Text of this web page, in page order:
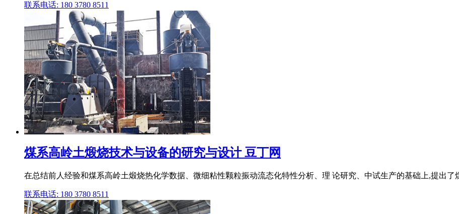
联系电话: 180 3780 8511
煤系高岭土煅烧技术与设备的研究与设计 豆丁网
在总结前人经验和煤系高岭土煅烧热化学数据、微细粘性颗粒振动流态化特性分析、理 论研究、中试生产的基础上,提出
联系电话: 180 3780 8511